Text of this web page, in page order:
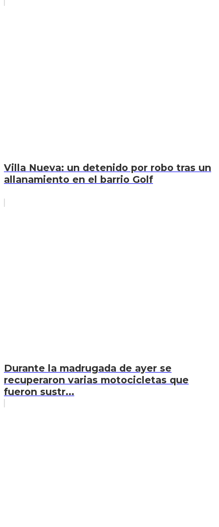
Villa Nueva: un detenido por robo tras un
allanamiento en el barrio Golf
Durante la madrugada de ayer se
recuperaron varias motocicletas que
fueron sustr...